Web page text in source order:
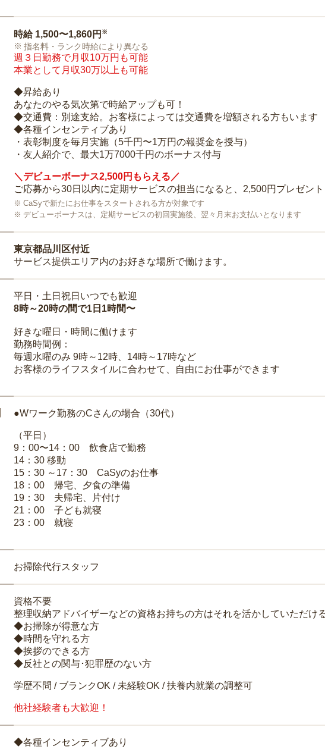
時給 1,500〜1,860円 ※
指名料・ランク時給により異なる
週３日勤務で月収10万円も可能
本業として月収30万以上も可能
◆昇給あり
あなたのやる気次第で時給アップも可！
◆交通費：別途支給。お客様によっては交通費を増額される方もいます
◆各種インセンティブあり
・表彰制度を毎月実施（5千円〜1万円の報奨金を授与）
・友人紹介で、最大1万7000千円のボーナス付与
＼デビューボーナス2,500円もらえる／
ご応募から30日以内に定期サービスの担当になると、2,500円プレゼント
CaSyで新たにお仕事をスタートされる方が対象です
デビューボーナスは、定期サービスの初回実施後、翌々月末お支払いとなります
東京都品川区付近
サービス提供エリア内のお好きな場所で働けます。
平日・土日祝日いつでも歓迎
8時～20時の間で1日1時間〜
好きな曜日・時間に働けます
勤務時間例：
毎週水曜のみ 9時～12時、14時～17時など
お客様のライフスタイルに合わせて、自由にお仕事ができます
●Wワーク勤務のCさんの場合（30代）
（平日）
9：00〜14：00 飲食店で勤務
14：30 移動
15：30 ～17：30 CaSyのお仕事
18：00 帰宅、夕食の準備
19：30 夫帰宅、片付け
21：00 子ども就寝
23：00 就寝
お掃除代行スタッフ
資格不要
整理収納アドバイザーなどの資格お持ちの方はそれを活かしていただけ
◆お掃除が得意な方
◆時間を守れる方
◆挨拶のできる方
◆反社との関与･犯罪歴のない方
学歴不問 / ブランクOK / 未経験OK / 扶養内就業の調整可
他社経験者も大歓迎！
◆各種インセンティブあり